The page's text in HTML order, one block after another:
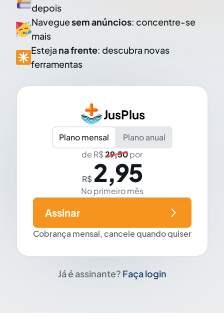
depois
Naveguesem anúncios: concentre-se
mais
Esteja na frente: descubra novas
ferramentas
JusPlus
Plano mensal
Plano anual
de R$29,50por
R$ 2,95
No primeiro mês
Cobrança mensal, cancele quando quiser
Assinar
Já é assinante? Faça login